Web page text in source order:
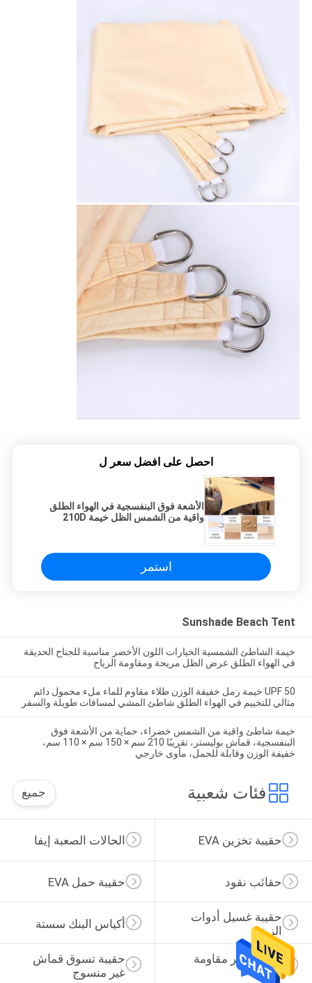
احصل على افضل سعر ل
الأشعة فوق البنفسجية في الهواء الطلق
واقية من الشمس الظل خيمة 210D
استمر
Sunshade Beach Tent
خيمة الشاطئ الشمسية الخيارات اللون الأخضر مناسبة للجناح الحديقة
في الهواء الطلق عرض الظل مريحة ومقاومة الرياح
UPF 50 خيمة رمل خفيفة الوزن طلاء مقاوم للماء ملء محمول دائم
مثالي للتخييم في الهواء الطلق شاطئ المشي لمسافات طويلة والسفر
خيمة شاطئ واقية من الشمس خضراء، حماية من الأشعة فوق
البنفسجية، قماش بوليستر، تقريبًا 210 سم × 150 سم × 110 سم،
خفيفة الوزن وقابلة للحمل، مأوى خارجي
فئات شعبية جميع
الحالات الصعبة إيفا حقيبة تخزين EVA
حقيبة حمل EVA حقائب نقود
أكياس البنك سستة
حقيبة غسيل أدوات
الزينة
حقيبة تسوق قماش
غير منسوج
حقيبة ظهر مقاومة
للماء